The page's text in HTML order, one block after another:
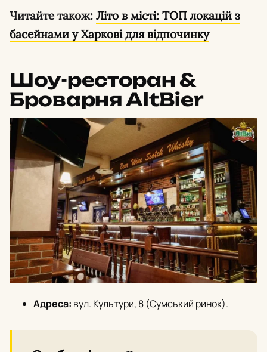
Читайте також: Літо в місті: ТОП локацій з
басейнами у Харкові для відпочинку
Шоу-ресторан &
Броварня AltBier
Адреса: вул. Культури, 8 (Сумський ринок).